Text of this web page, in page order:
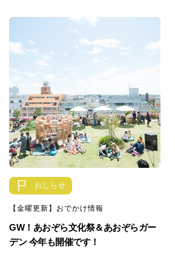
おしらせ
【金曜更新】おでかけ情報
GW！あおぞら文化祭＆あおぞらガー
デン 今年も開催です！